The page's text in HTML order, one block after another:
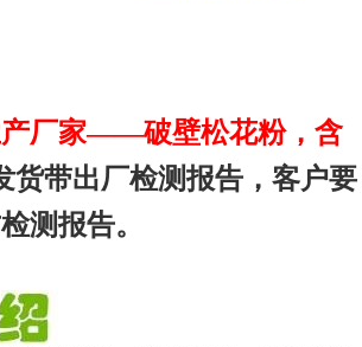
产厂家——破壁松花粉，含
货带出厂检测报告，客户要
测报告。